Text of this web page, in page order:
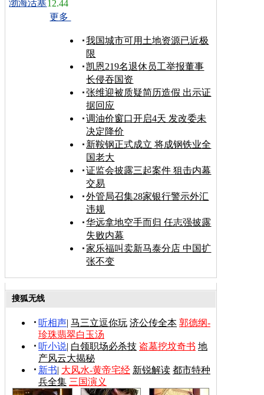
渤海活塞12.44
更多
我国城市可用土地资源已近极
限
凯恩219名退休员工举报董事
长侵吞国资
张维迎被质疑简历造假 出示证
据回应
调油价窗口开启4天 发改委未
决定降价
新鞍钢正式成立 将成钢铁业全
国老大
证监会披露三起案件 狙击内幕
交易
外管局召集28家银行警示外汇
违规
华远拿地空手而归 任志强披露
失败内幕
家乐福叫卖新马泰分店 中国扩
张不变
搜狐无线
听相声| 马三立逗你玩 济公传全本 郭德纲-
珍珠翡翠白玉汤
听小说| 白领职场必杀技 盗墓挖坟奇书 地
产风云大揭秘
新书| 大风水-黄帝宅经 新锐解读 都市特种
兵全集 三国演义